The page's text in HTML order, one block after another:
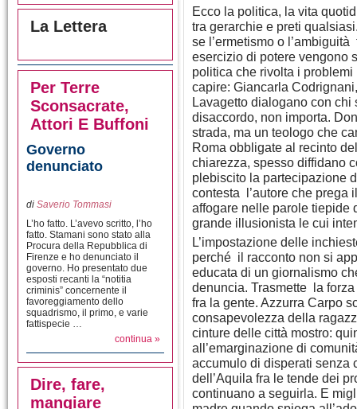
La Lettera
Per Terre
Sconsacrate,
Attori E Buffoni
Governo
denunciato
di Saverio Tommasi
L’ho fatto. L’avevo scritto, l’ho
fatto. Stamani sono stato alla
Procura della Repubblica di
Firenze e ho denunciato il
governo. Ho presentato due
esposti recanti la “notitia
criminis” concernente il
favoreggiamento dello
squadrismo, il primo, e varie
fattispecie …
continua »
Dire, fare,
mangiare
Ecco la politica, la vita
tra gerarchie e preti
se l’ermetismo o
esercizio di potere vengono
politica che rivolta i
capire: Giancarla
Lavagetto dialogano con chi
disaccordo, non importa.
strada, ma un teologo che
Roma obbligate al recinto
chiarezza, spesso diffidano
plebiscito la partecipazione
contesta l’autore che prega
affogare nelle parole tiepide
grande illusionista le cui
L’impostazione delle
perché il racconto non si
educata di un giornalismo
denuncia. Trasmette la
fra la gente. Azzurra Carpo
consapevolezza della
cinture delle città mostro:
all’emarginazione di
accumulo di disperati senza
dell’Aquila fra le tende dei
continuano a seguirla. E